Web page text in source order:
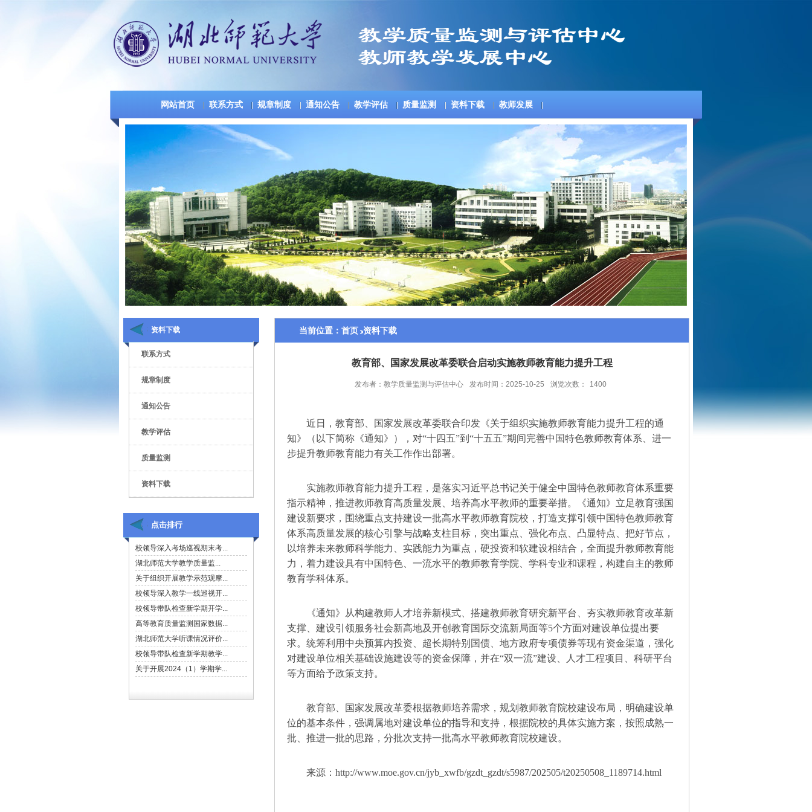
网站首页 联系方式 规章制度 通知公告 教学评估 质量监测 资料下载 教师发展
资料下载
联系方式
规章制度
通知公告
教学评估
质量监测
资料下载
点击排行
当前位置： 首页 资料下载
教育部、国家发展改革委联合启动实施教师教育能力提升工程
发布者：教学质量监测与评估中心 发布时间：2025-10-25 浏览次数： 1400
近日，教育部、国家发展改革委联合印发《关于组织实施教师教育能力提升工程的通
知》（以下简称《通知》），对“十四五”到“十五五”期间完善中国特色教师教育体系、进一
步提升教师教育能力有关工作作出部署。
实施教师教育能力提升工程，是落实习近平总书记关于健全中国特色教师教育体系重要
指示精神，推进教师教育高质量发展、培养高水平教师的重要举措。《通知》立足教育强国
建设新要求，围绕重点支持建设一批高水平教师教育院校，打造支撑引领中国特色教师教育
体系高质量发展的核心引擎与战略支柱目标，突出重点、强化布点、凸显特点、把好节点，
以培养未来教师科学能力、实践能力为重点，硬投资和软建设相结合，全面提升教师教育能
力，着力建设具有中国特色、一流水平的教师教育学院、学科专业和课程，构建自主的教师
教育学科体系。
《通知》从构建教师人才培养新模式、搭建教师教育研究新平台、夯实教师教育改革新
支撑、建设引领服务社会新高地及开创教育国际交流新局面等5个方面对建设单位提出要
求。统筹利用中央预算内投资、超长期特别国债、地方政府专项债券等现有资金渠道，强化
对建设单位相关基础设施建设等的资金保障，并在“双一流”建设、人才工程项目、科研平台
等方面给予政策支持。
教育部、国家发展改革委根据教师培养需求，规划教师教育院校建设布局，明确建设单
位的基本条件，强调属地对建设单位的指导和支持，根据院校的具体实施方案，按照成熟一
批、推进一批的思路，分批次支持一批高水平教师教育院校建设。
来源：http://www.moe.gov.cn/jyb_xwfb/gzdt_gzdt/s5987/202505/t20250508_1189714.html